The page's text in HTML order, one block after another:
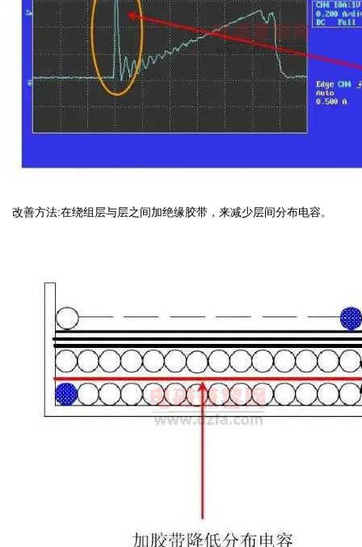
改善方法:在绕组层与层之间加绝缘胶带，来减少层间分布电容。